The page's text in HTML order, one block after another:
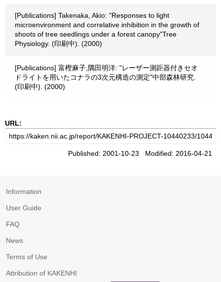
[Publications] Takenaka, Akio: "Responses to light
microenvironment and correlative inhibition in the growth of
shoots of tree seedlings under a forest canopy"Tree
Physiology. (印刷中). (2000)
[Publications] 富樫麻子,隅田明洋: "レーザー測距器付きセオ
ドライトを用いたコナラの3次元構造の測定"中部森林研究.
(印刷中). (2000)
URL:
Published: 2001-10-23 Modified: 2016-04-21
Information
User Guide
FAQ
News
Terms of Use
Attribution of KAKENHI